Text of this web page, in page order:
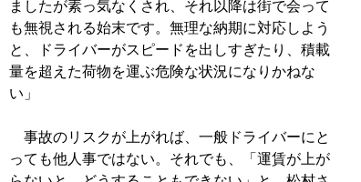
ましたが素っ気なくされ、それ以降は街で会って
も無視される始末です。無理な納期に対応しよう
と、ドライバーがスピードを出しすぎたり、積載
量を超えた荷物を運ぶ危険な状況になりかねな
い」
事故のリスクが上がれば、一般ドライバーにと
っても他人事ではない。それでも、「運賃が上が